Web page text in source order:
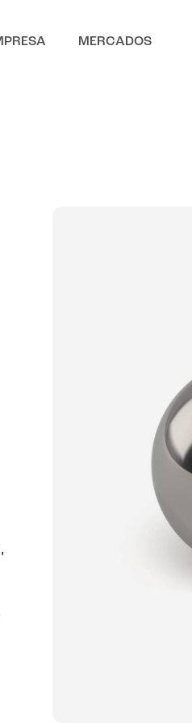
MERCADOS